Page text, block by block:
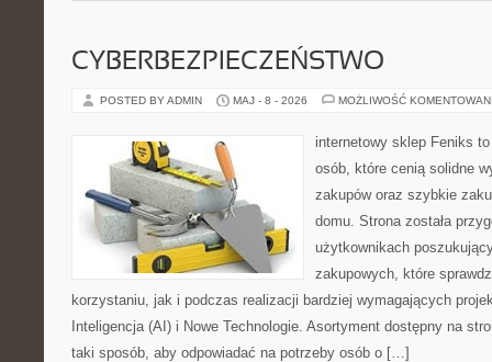
CYBERBEZPIECZEŃSTWO
POSTED BY ADMIN MAJ - 8 - 2026 MOŻLIWOŚĆ
internetowy sklep Feniks
osób, które cenią solidne
zakupów oraz szybkie
domu. Strona została
użytkownikach
zakupowych, które
korzystaniu, jak i podczas realizacji bardziej wymagających
Inteligencja (AI) i Nowe Technologie. Asortyment dostępny na
taki sposób, aby odpowiadać na potrzeby osób o […]